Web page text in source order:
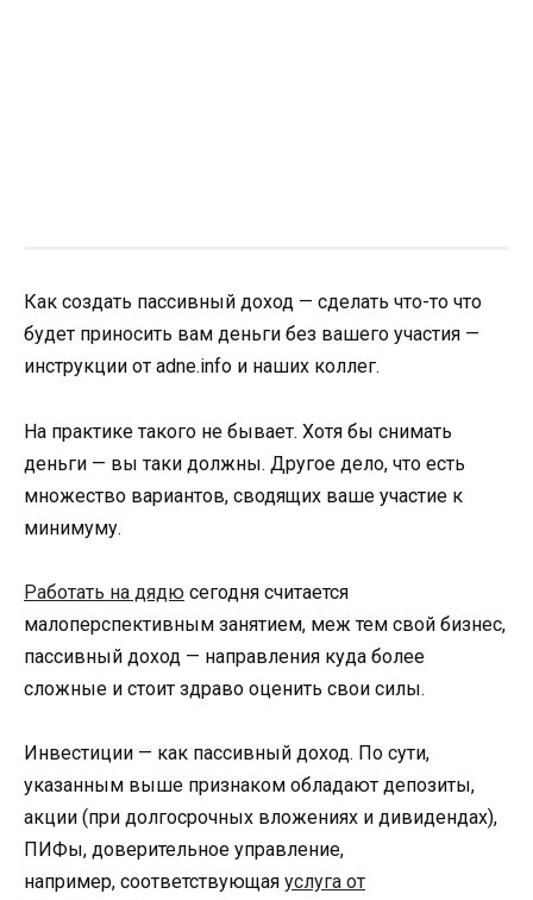
Как создать пассивный доход — сделать что-то что
будет приносить вам деньги без вашего участия —
инструкции от adne.info и наших коллег.
На практике такого не бывает. Хотя бы снимать
деньги — вы таки должны. Другое дело, что есть
множество вариантов, сводящих ваше участие к
минимуму.
Работать на дядю сегодня считается
малоперспективным занятием, меж тем свой бизнес,
пассивный доход — направления куда более
сложные и стоит здраво оценить свои силы.
Инвестиции — как пассивный доход. По сути,
указанным выше признаком обладают депозиты,
акции (при долгосрочных вложениях и дивидендах),
ПИФы, доверительное управление,
например, соответствующая услуга от